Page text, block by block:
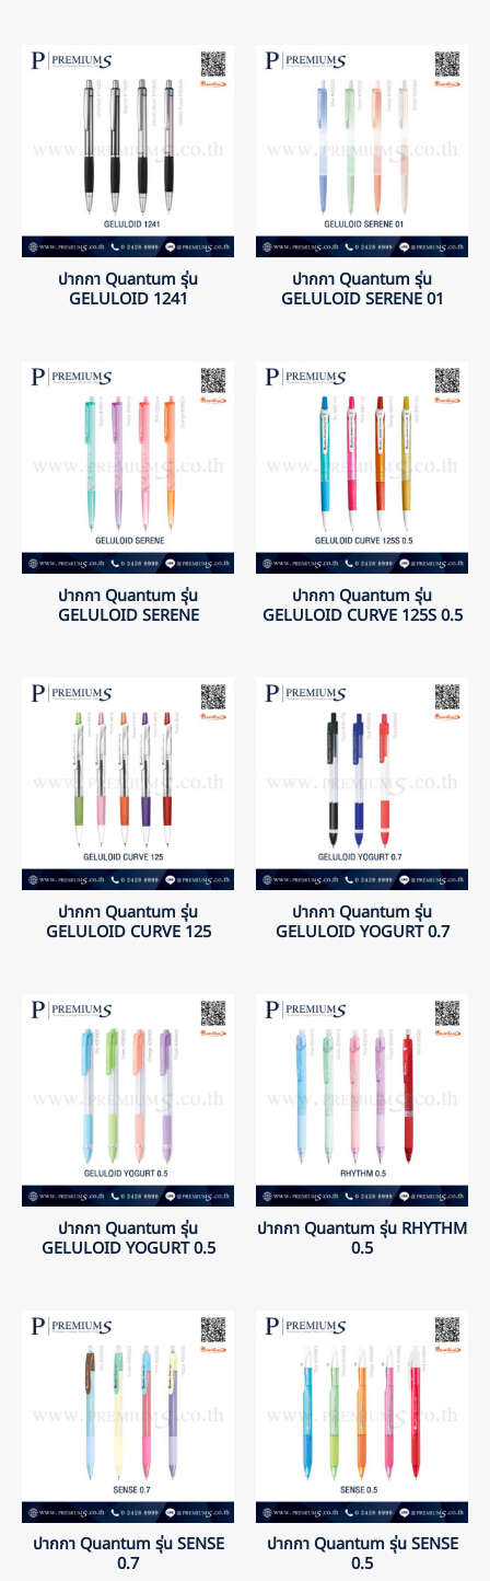
ปากกา Quantum รุ่น
GELULOID 1241
ปากกา Quantum รุ่น
GELULOID SERENE 01
ปากกา Quantum รุ่น
GELULOID SERENE
ปากกา Quantum รุ่น
GELULOID CURVE 125S 0.5
ปากกา Quantum รุ่น
GELULOID CURVE 125
ปากกา Quantum รุ่น
GELULOID YOGURT 0.7
ปากกา Quantum รุ่น
GELULOID YOGURT 0.5
ปากกา Quantum รุ่น RHYTHM
0.5
ปากกา Quantum รุ่น SENSE
0.7
ปากกา Quantum รุ่น SENSE
0.5